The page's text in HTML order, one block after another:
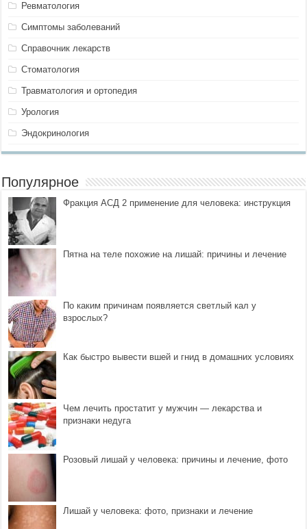
Ревматология
Симптомы заболеваний
Справочник лекарств
Стоматология
Травматология и ортопедия
Урология
Эндокринология
Популярное
Фракция АСД 2 применение для человека: инструкция
Пятна на теле похожие на лишай: причины и лечение
По каким причинам появляется светлый кал у
взрослых?
Как быстро вывести вшей и гнид в домашних условиях
Чем лечить простатит у мужчин — лекарства и
признаки недуга
Розовый лишай у человека: причины и лечение, фото
Лишай у человека: фото, признаки и лечение